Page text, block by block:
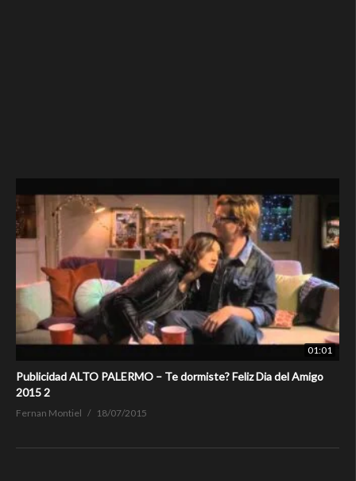
01:01
Publicidad ALTO PALERMO – Te dormiste? Feliz Dia del Amigo
2015 2
Fernan Montiel 18/07/2015